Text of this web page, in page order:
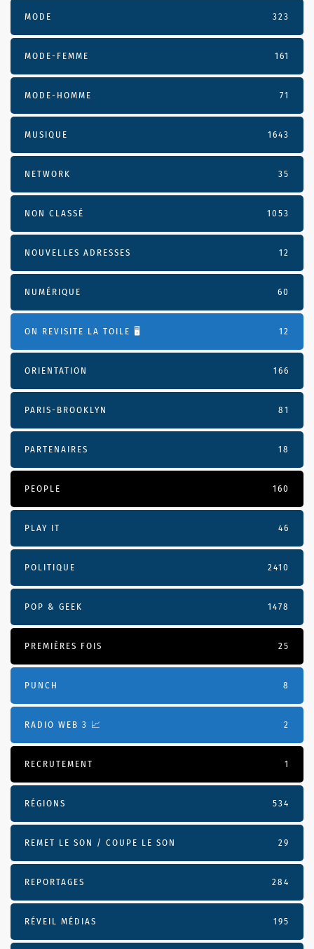
MODE 323
MODE-FEMME 161
MODE-HOMME 71
MUSIQUE 1643
NETWORK 35
NON CLASSÉ 1053
NOUVELLES ADRESSES 12
NUMÉRIQUE 60
ON REVISITE LA TOILE 🖥️ 12
ORIENTATION 166
PARIS-BROOKLYN 81
PARTENAIRES 18
PEOPLE 160
PLAY IT 46
POLITIQUE 2410
POP & GEEK 1478
PREMIÈRES FOIS 25
PUNCH 8
RADIO WEB 3 📈 2
RECRUTEMENT 1
RÉGIONS 534
REMET LE SON / COUPE LE SON 29
REPORTAGES 284
RÉVEIL MÉDIAS 195